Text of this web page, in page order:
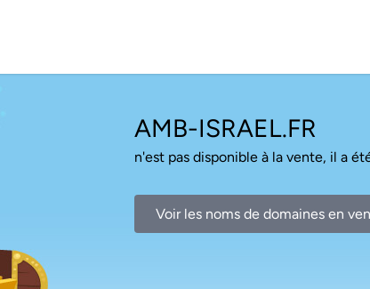
AMB-ISRAEL.FR
n'est pas disponible à la vente, il a
Voir les noms de domaines en